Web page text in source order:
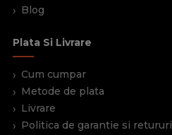
Blog
Plata Si Livrare
Cum cumpar
Metode de plata
Livrare
Politica de garantie si retururi